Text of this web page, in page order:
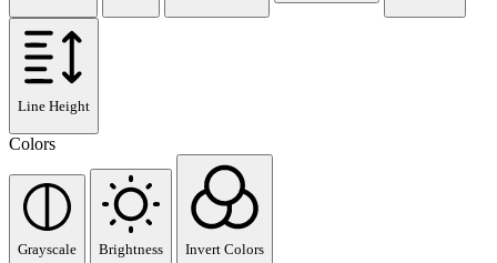
Line Height
Colors
Grayscale Brightness Invert Colors